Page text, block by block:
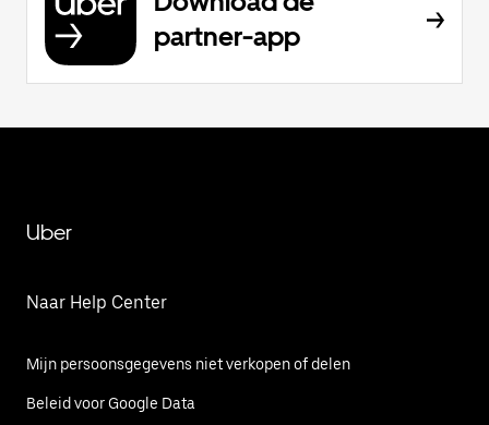
partner-app
Uber
Naar Help Center
Mijn persoonsgegevens niet verkopen of delen
Beleid voor Google Data